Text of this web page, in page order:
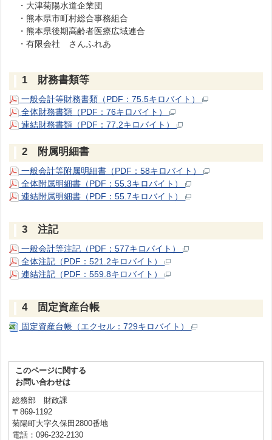
・大津菊陽水道企業団
・熊本県市町村総合事務組合
・熊本県後期高齢者医療広域連合
・有限会社 さんふれあ
1 財務書類等
一般会計等財務書類（PDF：75.5キロバイト）
全体財務書類（PDF：76キロバイト）
連結財務書類（PDF：77.2キロバイト）
2 附属明細書
一般会計等附属明細書（PDF：58キロバイト）
全体附属明細書（PDF：55.3キロバイト）
連結附属明細書（PDF：55.7キロバイト）
3 注記
一般会計等注記（PDF：577キロバイト）
全体注記（PDF：521.2キロバイト）
連結注記（PDF：559.8キロバイト）
4 固定資産台帳
固定資産台帳（エクセル：729キロバイト）
このページに関する
お問い合わせは
総務部 財政課
〒869-1192
菊陽町大字久保田2800番地
電話：096-232-2130